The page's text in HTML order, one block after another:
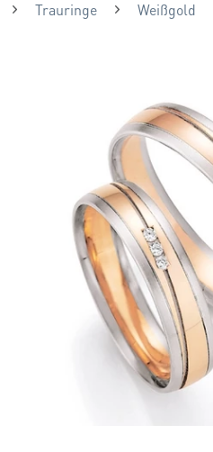
Trauringe Weißgold